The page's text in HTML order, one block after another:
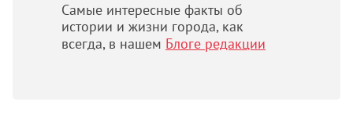
Самые интересные факты об
истории и жизни города, как
всегда, в нашем Блоге редакции